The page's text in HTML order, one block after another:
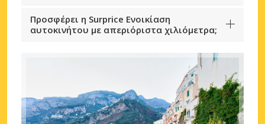
Προσφέρει η Surprice Ενοικίαση
αυτοκινήτου με απεριόριστα χιλιόμετρα;